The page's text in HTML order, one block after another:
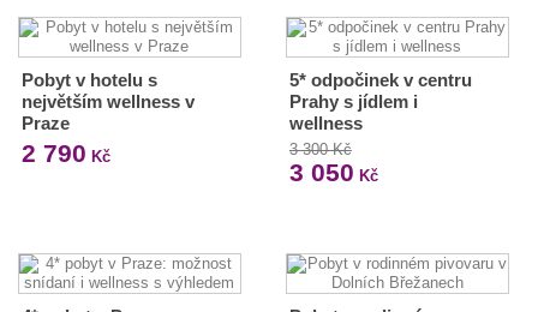
Pobyt v hotelu s
největším wellness v
Praze
2 790 Kč
5* odpočinek v centru
Prahy s jídlem i
wellness
3 300 Kč
3 050 Kč